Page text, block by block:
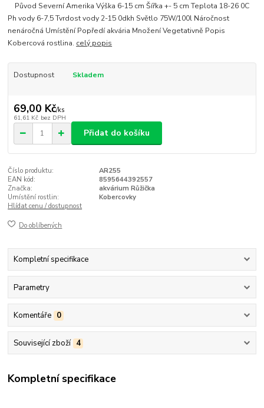
Původ Severní Amerika Výška 6-15 cm Šířka +- 5 cm Teplota 18-26 0C
Ph vody 6-7,5 Tvrdost vody 2-15 0dkh Světlo 75W/100l Náročnost
nenáročná Umístění Popředí akvária Množení Vegetativně Popis
Kobercová rostlina. celý popis
Dostupnost Skladem
69,00 Kč/ks
61,61 Kč bez DPH
Přidat do košíku
Číslo produktu:
AR255
EAN kód:
8595644392557
Značka:
akvárium Růžička
Umístění rostlin:
Kobercovky
Hlídat cenu / dostupnost
Do oblíbených
Kompletní specifikace
Parametry
Komentáře 0
Související zboží 4
Kompletní specifikace